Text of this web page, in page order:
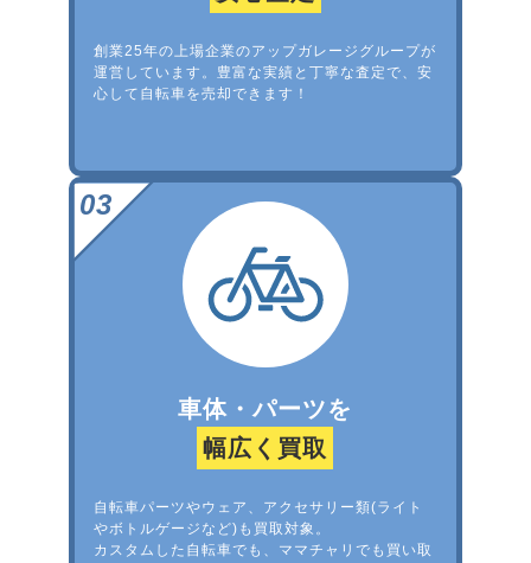
創業25年の上場企業のアップガレージグループが
運営しています。豊富な実績と丁寧な査定で、安
心して自転車を売却できます！
車体・パーツを
幅広く買取
自転車パーツやウェア、アクセサリー類(ライト
やボトルゲージなど)も買取対象。
カスタムした自転車でも、ママチャリでも買い取